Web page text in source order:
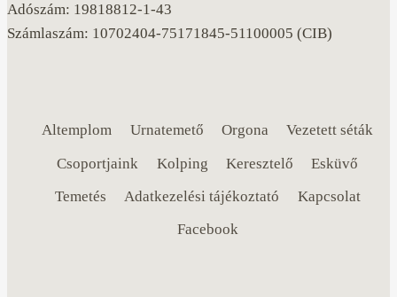
Adószám: 19818812-1-43
Számlaszám: 10702404-75171845-51100005 (CIB)
Altemplom Urnatemető Orgona
Vezetett séták
Csoportjaink
Kolping Keresztelő
Esküvő
Temetés
Adatkezelési tájékoztató
Kapcsolat
Facebook